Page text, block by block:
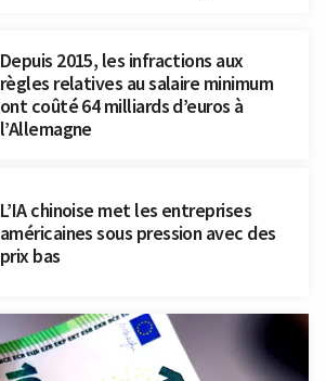
Depuis 2015, les infractions aux
règles relatives au salaire minimum
ont coûté 64 milliards d’euros à
l’Allemagne
L’IA chinoise met les entreprises
américaines sous pression avec des
prix bas